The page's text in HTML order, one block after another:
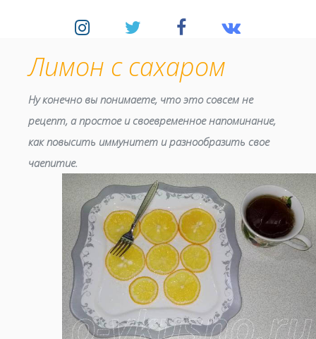
Лимон с сахаром
Ну конечно вы понимаете, что это совсем не
рецепт, а простое и своевременное напоминание,
как повысить иммунитет и разнообразить свое
чаепитие.